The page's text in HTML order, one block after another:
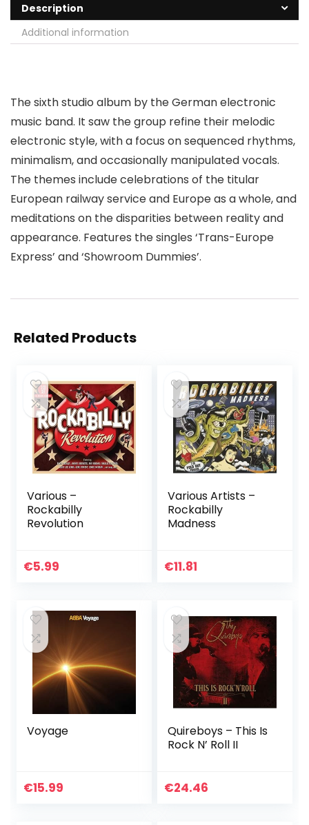
Description
Additional information
The sixth studio album by the German electronic
music band. It saw the group refine their melodic
electronic style, with a focus on sequenced rhythms,
minimalism, and occasionally manipulated vocals.
The themes include celebrations of the titular
European railway service and Europe as a whole, and
meditations on the disparities between reality and
appearance. Features the singles ‘Trans-Europe
Express’ and ‘Showroom Dummies’.
Related Products
Various –
Rockabilly
Revolution
€5.99
Various Artists –
Rockabilly
Madness
€11.81
Voyage
€15.99
Quireboys – This Is
Rock N’ Roll II
€24.46